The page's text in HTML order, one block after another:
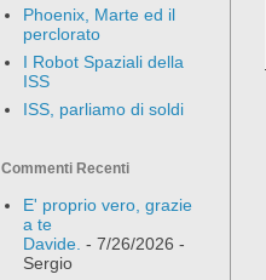
Phoenix, Marte ed il
perclorato
I Robot Spaziali della
ISS
ISS, parliamo di soldi
Commenti Recenti
E' proprio vero, grazie
a te
Davide. - 7/26/2026 -
Sergio